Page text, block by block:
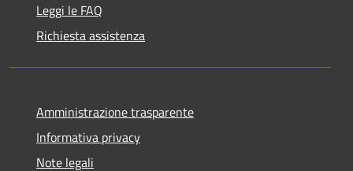
Leggi le FAQ
Richiesta assistenza
Amministrazione trasparente
Informativa privacy
Note legali